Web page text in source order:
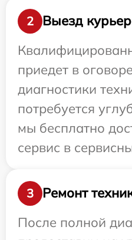
2
Выезд
приедет в
диагностики
потребуется
мы бесплатно
сервис в
3
Ремонт
После полной